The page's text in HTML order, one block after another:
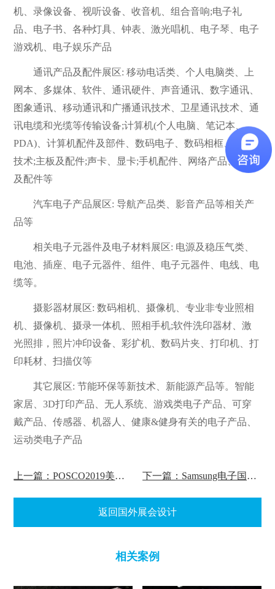
机、录像设备、视听设备、收音机、组合音响;电子礼
品、电子书、各种灯具、钟表、激光唱机、电子琴、电子
游戏机、电子娱乐产品
通讯产品及配件展区: 移动电话类、个人电脑类、上
网本、多媒体、软件、通讯硬件、声音通讯、数字通讯、
图象通讯、移动通讯和广播通讯技术、卫星通讯技术、通
讯电缆和光缆等传输设备;计算机(个人电脑、笔记本、
PDA)、计算机配件及部件、数码电子、数码相框、显示
技术;主板及配件;声卡、显卡;手机配件、网络产品、外设
及配件等
汽车电子产品展区: 导航产品类、影音产品等相关产
品等
相关电子元器件及电子材料展区: 电源及稳压气类、
电池、插座、电子元器件、组件、电子元器件、电线、电
缆等。
摄影器材展区: 数码相机、摄像机、专业非专业照相
机、摄像机、摄录一体机、照相手机;软件洗印器材、激
光照排，照片冲印设备、彩扩机、数码片夹、打印机、打
印耗材、扫描仪等
其它展区: 节能环保等新技术、新能源产品等。智能
家居、3D打印产品、无人系统、游戏类电子产品、可穿
戴产品、传感器、机器人、健康&健身有关的电子产品、
运动类电子产品
上一篇：POSCO2019美国石油展展会设计 下一篇：Samsung电子国外展会设计
返回国外展会设计
相关案例